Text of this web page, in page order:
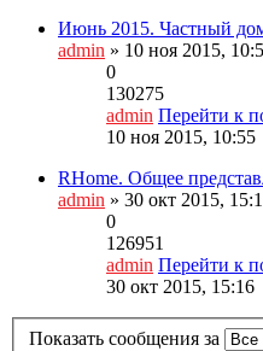
Июнь 2015. Частный
admin » 10 ноя 2015,
0
130275
admin Перейти к
10 ноя 2015, 10:55
RHome. Общее
admin » 30 окт 2015,
0
126951
admin Перейти к
30 окт 2015, 15:16
Показать сообщения за